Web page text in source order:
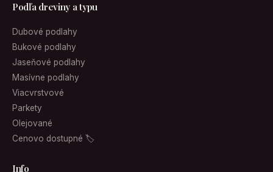
Podľa dreviny a typu
Dubové podlahy
Bukové podlahy
Jaseňové podlahy
Masívne podlahy
Viacvrstvové
Parkety
Olejované
Cenovo dostupné 🏷
Info